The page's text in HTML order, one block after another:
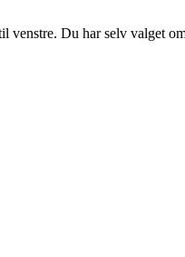
Du har selv valget